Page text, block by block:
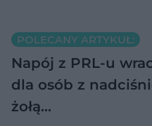
POLECANY ARTYKUŁ:
Napój z PRL-u
dla osób z
żołą…